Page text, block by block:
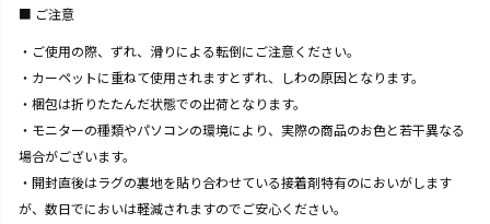
ご注意
・ご使用の際、ずれ、滑りによる転倒にご注意ください。
・カーペットに重ねて使用されますとずれ、しわの原因となります。
・梱包は折りたたんだ状態での出荷となります。
・モニターの種類やパソコンの環境により、実際の商品のお色と若干異なる
場合がございます。
・開封直後はラグの裏地を貼り合わせている接着剤特有のにおいがします
が、数日でにおいは軽減されますのでご安心ください。